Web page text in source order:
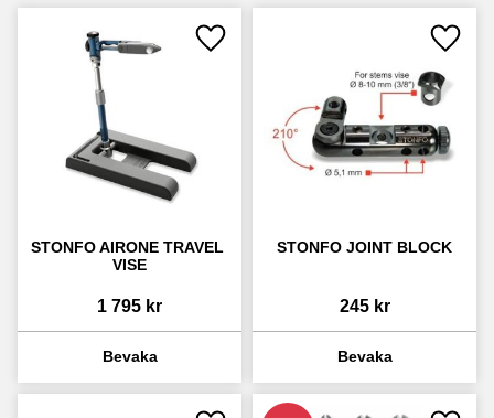
STONFO AIRONE TRAVEL
VISE
1 795 kr
Lägg till i favoriter
STONFO JOINT BLOCK
245kr
Lägg